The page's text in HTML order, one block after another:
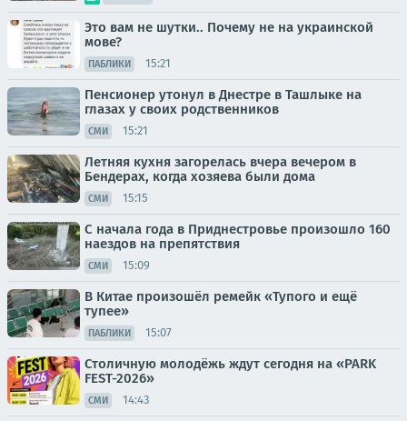
Это вам не шутки.. Почему не на украинской
мове?
ПАБЛИКИ 15:21
Пенсионер утонул в Днестре в Ташлыке на
глазах у своих родственников
СМИ 15:21
Летняя кухня загорелась вчера вечером в
Бендерах, когда хозяева были дома
СМИ 15:15
С начала года в Приднестровье произошло 160
наездов на препятствия
СМИ 15:09
В Китае произошёл ремейк «Тупого и ещё
тупее»
ПАБЛИКИ 15:07
Столичную молодёжь ждут сегодня на «PARK
FEST-2026»
СМИ 14:43